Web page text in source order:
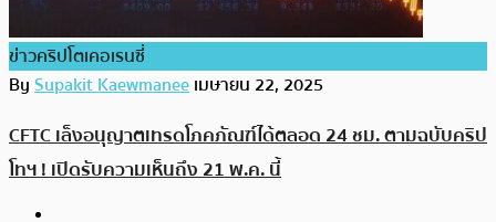
ข่าวคริปโตเคอเรนซี่
BySupakit Kaewmaneeเมษายน 22, 2025
CFTC เล็งอนุญาตเทรดโภคภัณฑ์ได้ตลอด 24 ชม. ตามฉบับคริป
โทฯ ! เปิดรับความเห็นถึง 21 พ.ค. นี้